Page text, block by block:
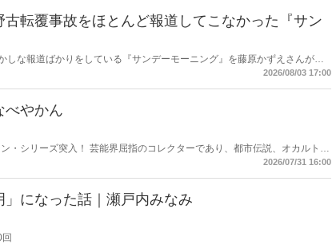
転覆事故をほとんど報道してこなかった『サン
しな報道ばかりをしている『サンデーモーニング』を藤原かずえさんがデ
2026/08/03 17:00
べやかん
・シリーズ突入！ 芸能界屈指のコレクターであり、都市伝説、オカルト、
・なべやかんが蒐集した選りすぐりの「怪」な話を紹介！信じるか信じな
2026/07/31 16:00
になった話｜瀬戸内みなみ